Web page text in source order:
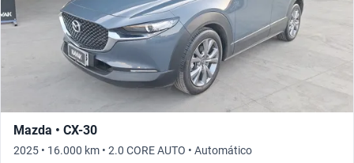
Mazda • CX-30
2025 • 16.000 km • 2.0 CORE AUTO • Automático